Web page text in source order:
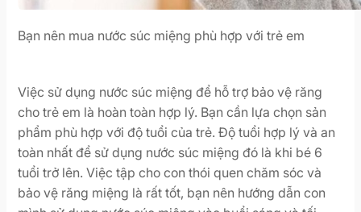
Bạn nên mua nước súc miệng phù hợp với trẻ em
Việc sử dụng nước súc miệng để hỗ trợ bảo vệ răng
cho trẻ em là hoàn toàn hợp lý. Bạn cần lựa chọn sản
phẩm phù hợp với độ tuổi của trẻ. Độ tuổi hợp lý và an
toàn nhất để sử dụng nước súc miệng đó là khi bé 6
tuổi trở lên. Việc tập cho con thói quen chăm sóc và
bảo vệ răng miệng là rất tốt, bạn nên hướng dẫn con